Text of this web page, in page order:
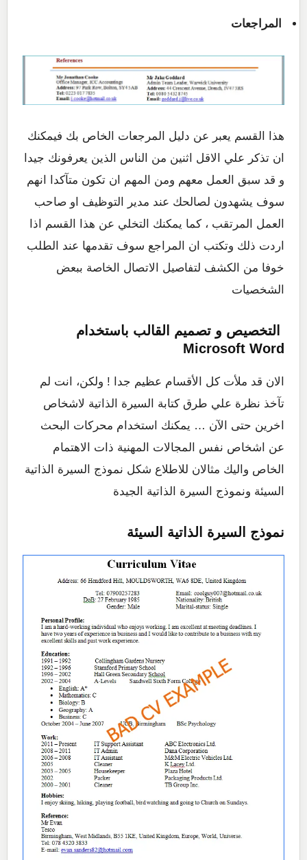
المراجعات
هذا القسم يعبر عن دليل المرجعات الخاص بك فيمكنك
ان تذكر علي الاقل اثنين من الناس الذين يعرفونك جيدا
و قد سبق العمل معهم ومن المهم ان تكون متآكدا انهم
سوف يشهدون لصالحك عند مدير التوظيف او صاحب
العمل المرتقب ، كما يمكنك التخلي عن هذا القسم اذا
اردت ذلك وتكتب ان المراجع سوف تقدمها عند الطلب
خوفا من الكشف لتفاصيل الاتصال الخاصة ببعض
الشخصيات
التخصيص و تصميم القالب باستخدام
Microsoft Word
الان قد ملأت كل الأقسام عظيم جدا ! ولكن، انت لم
تآخذ نظرة علي طرق كتابة السيرة الذاتية لاشخاص
اخرين حتى الآن … يمكنك استخدام محركات البحث
عن اشخاص نفس المجالات المهنية ذات الاهتمام
الخاص واليك مثالان للاطلاع شكل نموذج السيرة الذاتية
السيئة ونموذج السيرة الذاتية الجيدة
نموذج السيرة الذاتية السيئة